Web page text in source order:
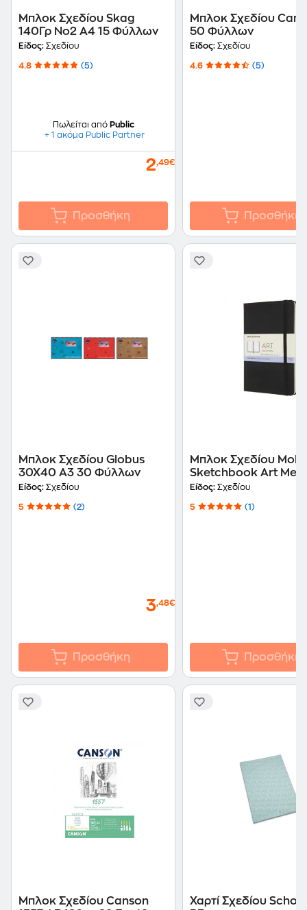
Μπλοκ Σχεδίου Skag
140Γρ Νο2 A4 15 Φύλλων
Είδος: Σχεδίου
4.8 (5)
Πωλείται από Public
+ 1 ακόμα Public Partner
2,49€
Προσθήκη
Μπλοκ Σχεδίου
50 Φύλλων
Είδος: Σχεδίου
4.6 (5)
Προσθήκη
Μπλοκ Σχεδίου Globus
30X40 A3 30 Φύλλων
Είδος: Σχεδίου
5 (2)
3,48€
Προσθήκη
Μπλοκ Σχεδίου
Sketchbook Art
Black A5 90 Φύλλων
Είδος: Σχεδίου
5 (1)
Προσθήκη
Μπλοκ Σχεδίου Canson
Χαρτί Σχεδίου